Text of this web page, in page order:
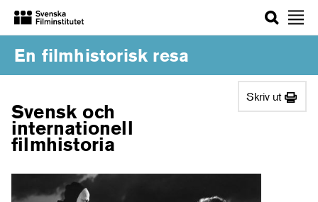
Sök
En filmhistorisk resa
Skriv ut
Svensk och
internationell
filmhistoria